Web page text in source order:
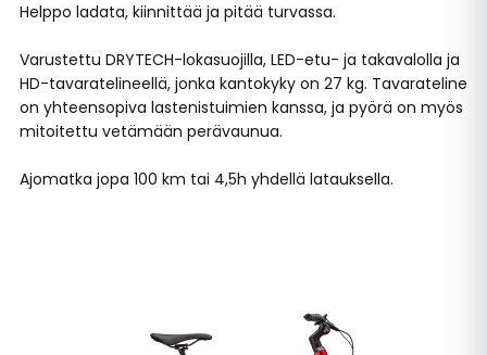
Helppo ladata, kiinnittää ja pitää turvassa.
Varustettu DRYTECH-lokasuojilla, LED-etu- ja takavalolla ja
HD-tavaratelineellä, jonka kantokyky on 27 kg. Tavarateline
on yhteensopiva lastenistuimien kanssa, ja pyörä on myös
mitoitettu vetämään perävaunua.
Ajomatka jopa 100 km tai 4,5h yhdellä latauksella.